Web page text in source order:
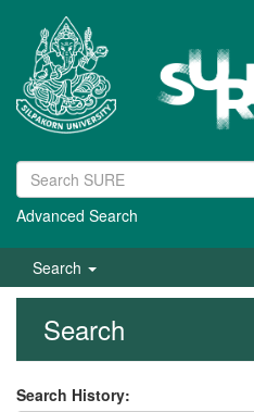
Advanced Search
Search
Search
Search History: